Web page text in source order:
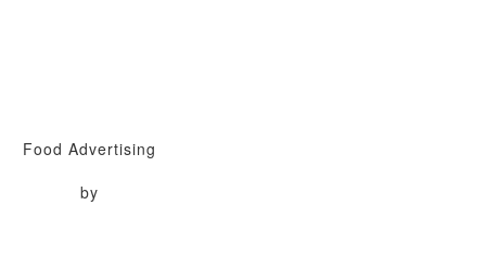
Food Advertising
by